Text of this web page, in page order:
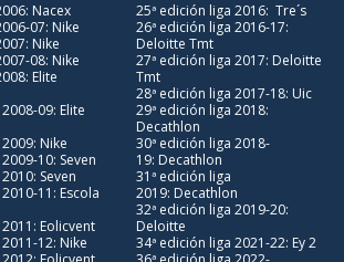
Nacex
07: Nike
Nike
08: Nike
Elite
09: Elite
Nike
10: Seven
Seven
11: Escola
Eolicvent
12: Nike
25ª edición liga 2016: Tre´s
26ª edición liga 2016-17:
Deloitte Tmt
27ª edición liga 2017: Deloitte
Tmt
28ª edición liga 2017-18: Uic
29ª edición liga 2018:
Decathlon
30ª edición liga 2018-
19: Decathlon
31ª edición liga
2019: Decathlon
32ª edición liga 2019-20:
Deloitte
34ª edición liga 2021-22: Ey 2